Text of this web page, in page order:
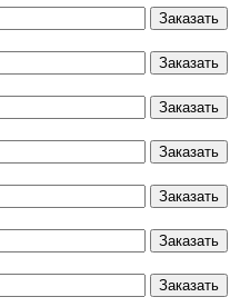
Заказать
Заказать
Заказать
Заказать
Заказать
Заказать
Заказать